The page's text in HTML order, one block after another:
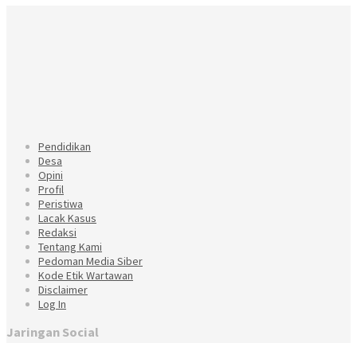
Pendidikan
Desa
Opini
Profil
Peristiwa
Lacak Kasus
Redaksi
Tentang Kami
Pedoman Media Siber
Kode Etik Wartawan
Disclaimer
Log In
Jaringan Social